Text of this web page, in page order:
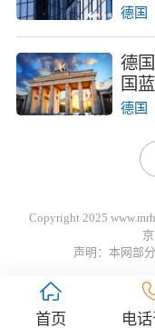
德国
德
国
德国
Copyright 2025
声明：本网部
首页 电